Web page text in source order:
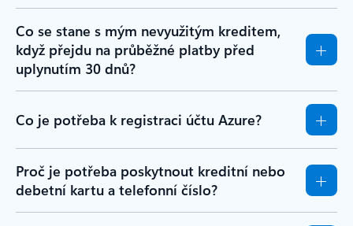
Co se stane s mým nevyužitým kreditem,
když přejdu na průběžné platby před
uplynutím 30 dnů?
Co je potřeba k registraci účtu Azure?
Proč je potřeba poskytnout kreditní nebo
debetní kartu a telefonní číslo?